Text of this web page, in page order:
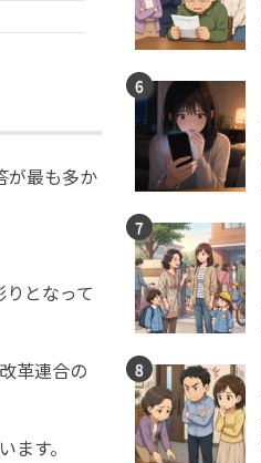
が最も多か
となって
革連合の
す。